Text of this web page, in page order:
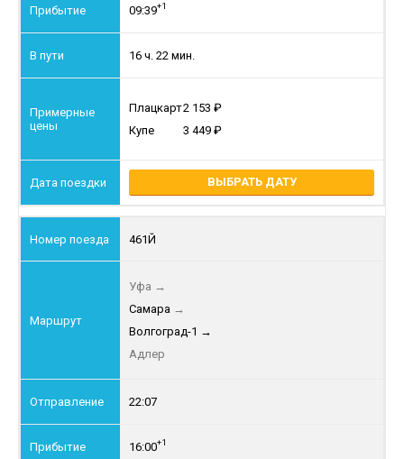
09:39+1
16 ч. 22 мин.
Плацкарт2 153
Купе
3 449
ВЫБРАТЬ ДАТУ
461Й
Уфа →
Самара →
Волгоград-1 →
Адлер
22:07
16:00+1